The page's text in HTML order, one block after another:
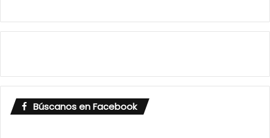
Búscanos en Facebook